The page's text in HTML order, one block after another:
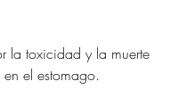
la toxicidad y la muerte
el estomago.